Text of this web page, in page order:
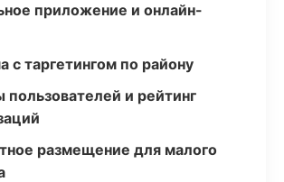
приложение и онлайн-
с таргетингом по району
и рейтинг
размещение для малого